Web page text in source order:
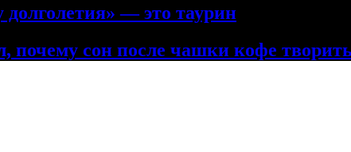
— это таурин
сон после чашки кофе творить